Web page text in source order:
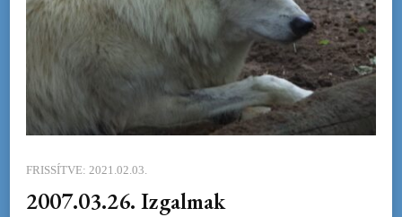
FRISSÍTVE: 2021.02.03.
2007.03.26. Izgalmak